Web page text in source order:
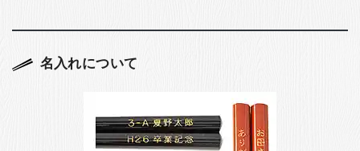
名入れについて